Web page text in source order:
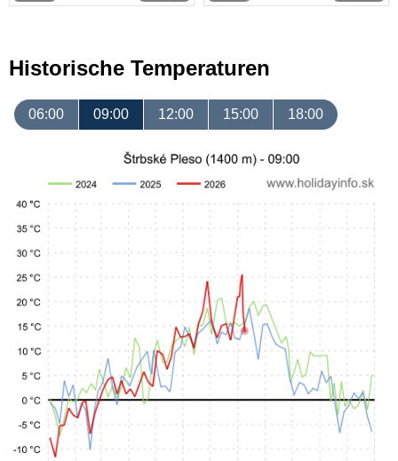
Historische Temperaturen
06:00 09:00 12:00 15:00 18:00